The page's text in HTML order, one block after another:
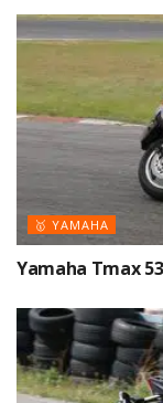
🥇 YAMAHA
Yamaha Tmax